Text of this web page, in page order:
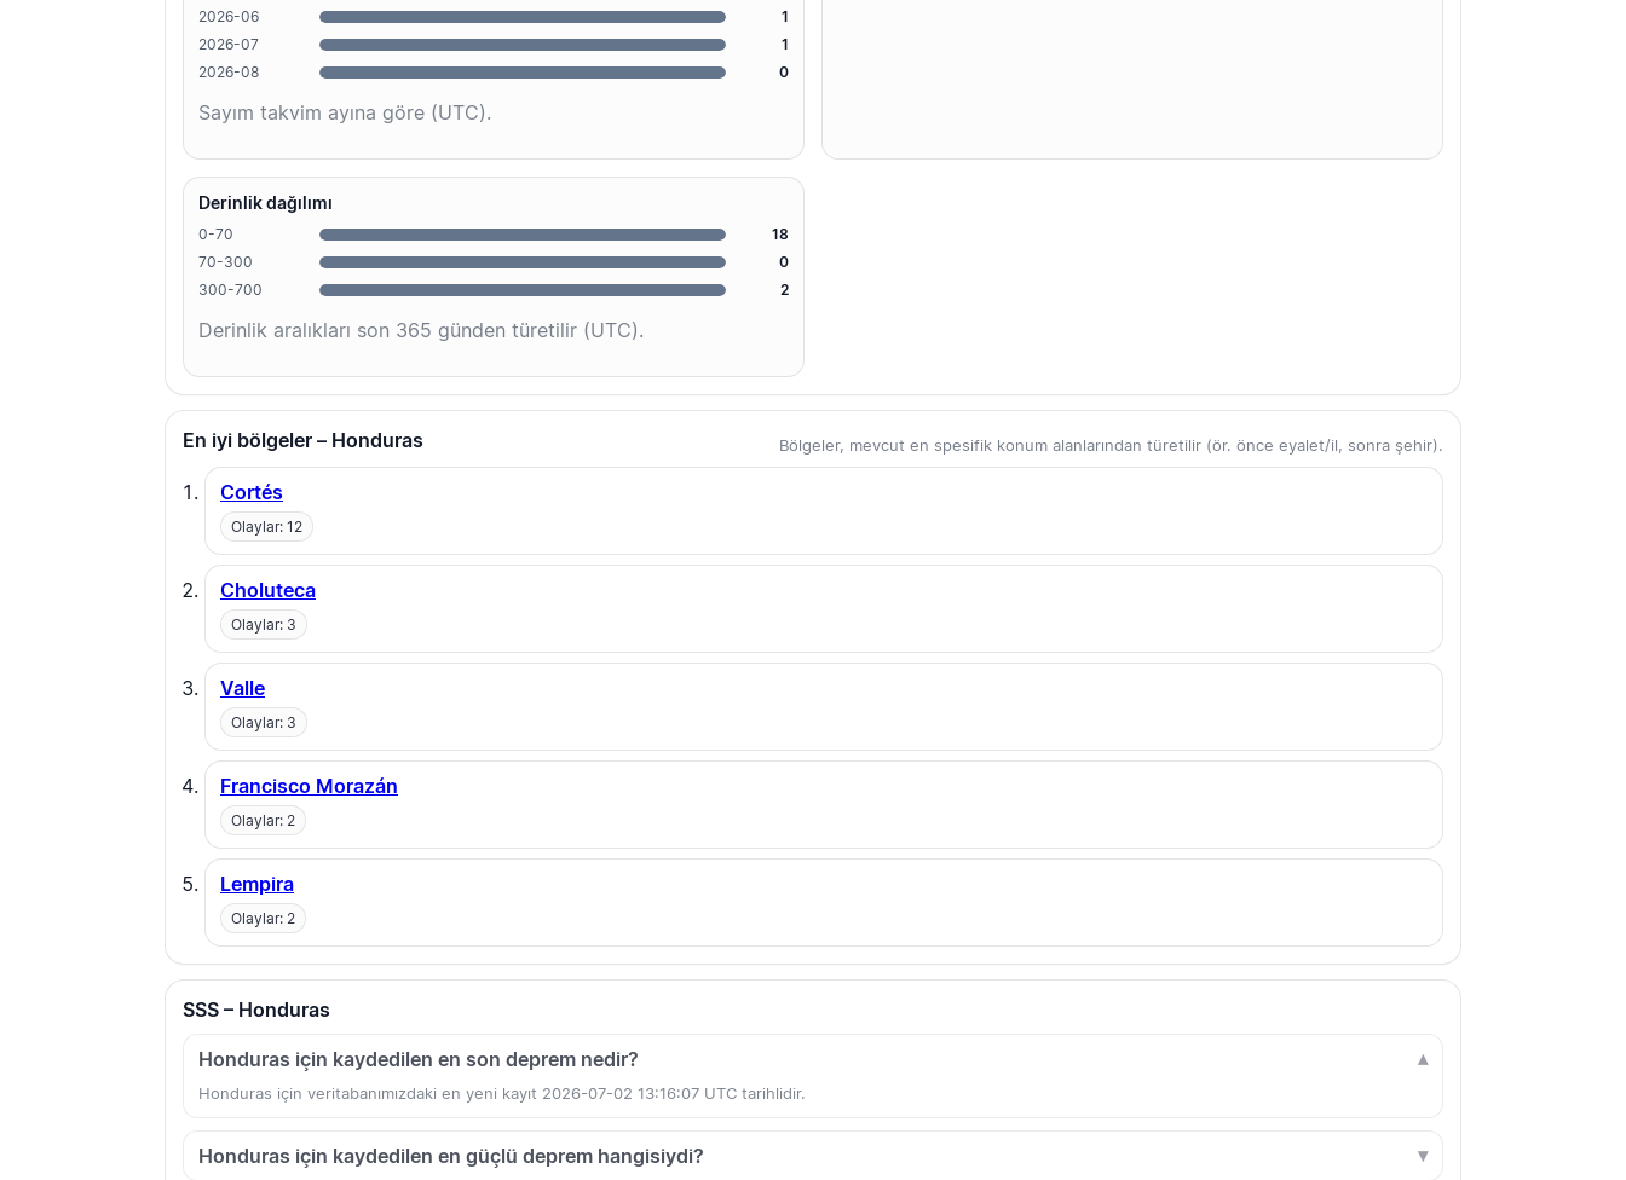
2026-06
1
2026-07
1
2026-08
0
Sayım takvim ayına göre (UTC).
Derinlik dağılımı
0-70
18
70-300
0
300-700
2
Derinlik aralıkları son 365 günden türetilir (UTC).
En iyi bölgeler – Honduras Bölgeler, mevcut en spesifik konum alanlarından türetilir (ör. önce eyalet/il, sonra şehir).
Cortés
Olaylar: 12
Choluteca
Olaylar: 3
Valle
Olaylar: 3
Francisco Morazán
Olaylar: 2
Lempira
Olaylar: 2
SSS – Honduras
Honduras için kaydedilen en son deprem nedir?
Honduras için veritabanımızdaki en yeni kayıt 2026-07-02 13:16:07 UTC tarihlidir.
Honduras için kaydedilen en güçlü deprem hangisiydi?